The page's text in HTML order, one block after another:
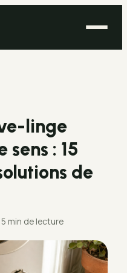
linge
: 15
de
5 min de lecture